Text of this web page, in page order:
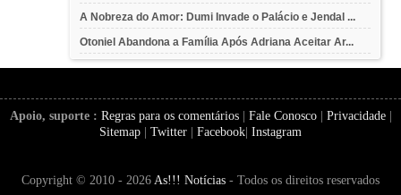
A Nobreza do Amor: Dumi Invade o Palácio e Jendal ...
Otoniel Abandona a Família Após Adriana Aceitar Ar...
Apoio, suporte : Regras para os comentários| Fale Conosco| Privacidade|
Sitemap
Twitter Facebook Instagram
Copyright © 2010 - 2026 As!!! Notícias - Todos os direitos reservados